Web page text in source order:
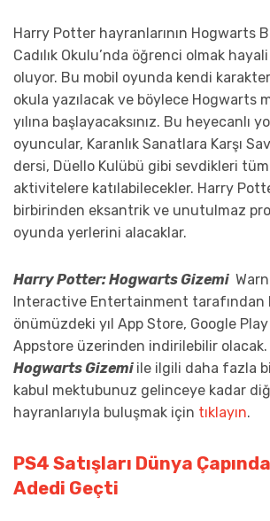
Harry Potter hayranlarının Hogwarts
Cadılık Okulu’nda öğrenci olmak
oluyor. Bu mobil oyunda kendi
okula yazılacak ve böylece Hogwarts
yılına başlayacaksınız. Bu heyecanlı
oyuncular, Karanlık Sanatlara Karşı
dersi, Düello Kulübü gibi sevdikleri
aktivitelere katılabilecekler. Harry
birbirinden eksantrik ve unutulmaz
oyunda yerlerini alacaklar.
Harry Potter: Hogwarts Gizemi
Interactive Entertainment tarafından
önümüzdeki yıl App Store, Google
Appstore üzerinden indirilebilir olacak.
Hogwarts Gizemi ile ilgili daha fazla
kabul mektubunuz gelinceye kadar
hayranlarıyla buluşmak için tıklayın.
PS4 Satışları Dünya
Adedi Geçti